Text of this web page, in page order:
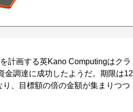
計画する英Kano Computingはクラ
金調達に成功したようだ。期限は12
、目標額の倍の金額が集まりつつ